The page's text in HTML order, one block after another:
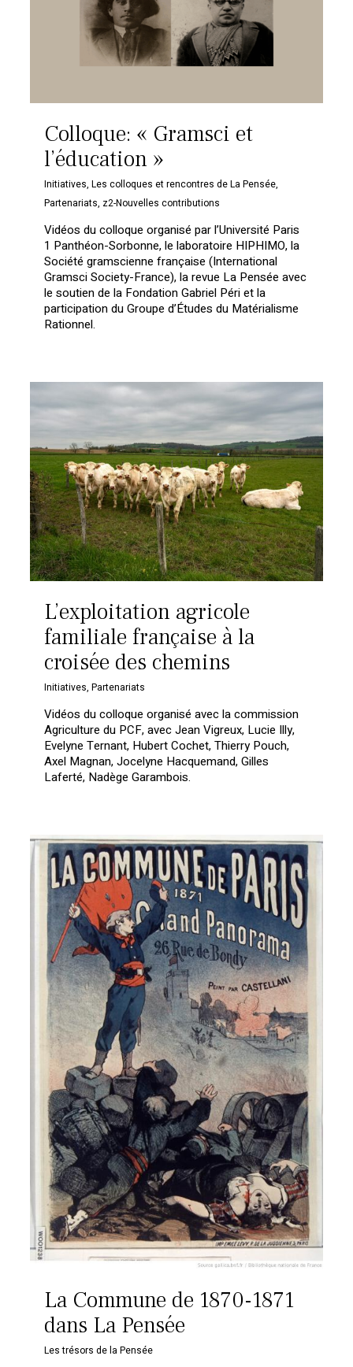
Colloque: « Gramsci et
l’éducation »
Initiatives,Les colloques et rencontres de La Pensée,
Partenariats, z2-Nouvelles contributions
Vidéos du colloque organisé par l’Université Paris
1 Panthéon-Sorbonne, le laboratoire HIPHIMO, la
Société gramscienne française (International
Gramsci Society-France), la revue La Pensée avec
le soutien de la Fondation Gabriel Péri et la
participation du Groupe d’Études du Matérialisme
Rationnel.
L’exploitation agricole
familiale française à la
croisée des chemins
Initiatives,Partenariats
Vidéos du colloque organisé avec la commission
Agriculture du PCF, avec Jean Vigreux, Lucie Illy,
Evelyne Ternant, Hubert Cochet, Thierry Pouch,
Axel Magnan, Jocelyne Hacquemand, Gilles
Laferté, Nadège Garambois.
La Commune de 1870-1871
dans La Pensée
Les trésors de la Pensée